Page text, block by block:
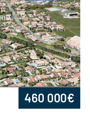
460 000€